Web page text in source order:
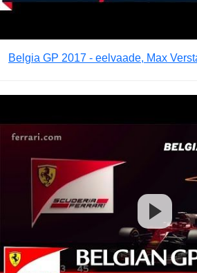
Belgia GP 2017 - eelvaade, Max